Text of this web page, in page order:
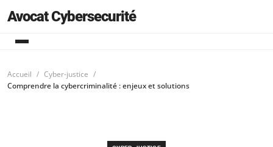
Avocat Cybersecurité
Accueil
Cyber-justice
Comprendre la cybercriminalité : enjeux et solutions